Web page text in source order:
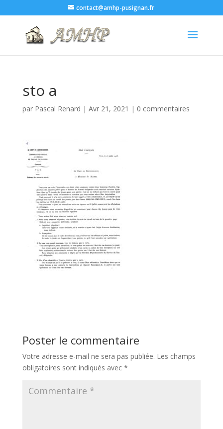
contact@amhp-pusignan.fr
sto a
par Pascal Renard | Avr 21, 2021 | 0 commentaires
Poster le commentaire
Votre adresse e-mail ne sera pas publiée. Les champs
obligatoires sont indiqués avec *